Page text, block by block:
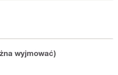
wyjmować)